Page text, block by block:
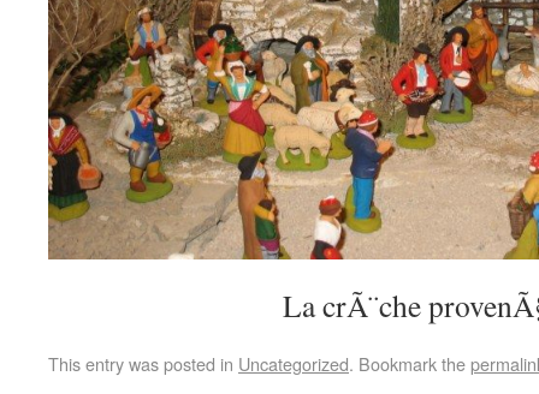
La crÃ¨che
This entry was posted in Uncategorized. Bookmark the